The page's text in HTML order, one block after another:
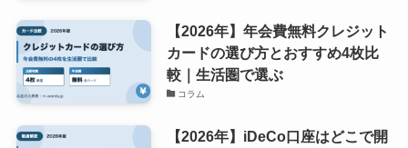
【2026年】年会費無料クレジット
カードの選び方とおすすめ4枚比
較｜生活圏で選ぶ
コラム
【2026年】iDeCo口座はどこで開